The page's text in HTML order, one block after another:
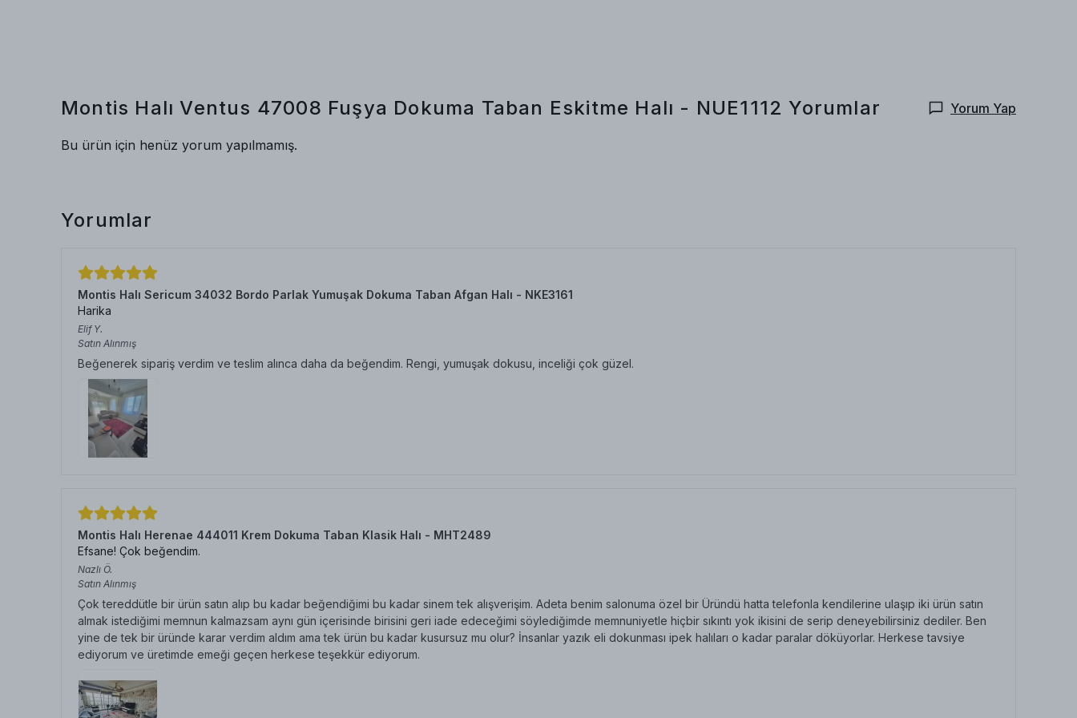
Montis Halı Ventus 47008 Fuşya Dokuma Taban Eskitme Halı - NUE1112 Yorumlar Yorum Yap
Bu ürün için henüz yorum yapılmamış.
Yorumlar
Montis Halı Sericum 34032 Bordo Parlak Yumuşak Dokuma Taban Afgan Halı - NKE3161
Harika
Elif Y.
Satın Alınmış
Beğenerek sipariş verdim ve teslim alınca daha da beğendim. Rengi, yumuşak dokusu, inceliği çok güzel.
Montis Halı Herenae 444011 Krem Dokuma Taban Klasik Halı - MHT2489
Efsane! Çok beğendim.
Nazlı Ö.
Satın Alınmış
Çok tereddütle bir ürün satın alıp bu kadar beğendiğimi bu kadar sinem tek alışverişim. Adeta benim salonuma özel bir Üründü hatta telefonla kendilerine ulaşıp iki ürün satın
almak istediğimi memnun kalmazsam aynı gün içerisinde birisini geri iade edeceğimi söylediğimde memnuniyetle hiçbir sıkıntı yok ikisini de serip deneyebilirsiniz dediler. Ben
yine de tek bir üründe karar verdim aldım ama tek ürün bu kadar kusursuz mu olur? İnsanlar yazık eli dokunması ipek halıları o kadar paralar döküyorlar. Herkese tavsiye
ediyorum ve üretimde emeği geçen herkese teşekkür ediyorum.